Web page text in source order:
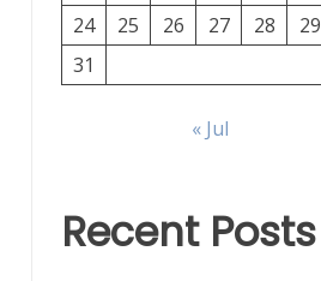
24
25 26 27 28 29
31
« Jul
Recent Posts